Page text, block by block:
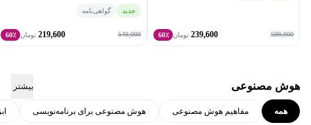
599,000
239,600 تومان 60٪
جدید گواهی‌نامه
549,000
219,600 تومان 60٪
هوش مصنوعی بیشتر
همه مفاهیم هوش مصنوعی هوش مصنوعی برای برنامه‌نویسی